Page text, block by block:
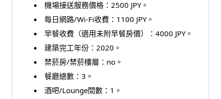
機場接送服務價格：2500 JPY。
每日網路/Wi-Fi收費：1100 JPY。
早餐收費（適用未附早餐房價）：4000 JPY。
建築完工年份：2020。
禁菸房/禁菸樓層：no。
餐廳總數：3。
酒吧/Lounge間數：1。